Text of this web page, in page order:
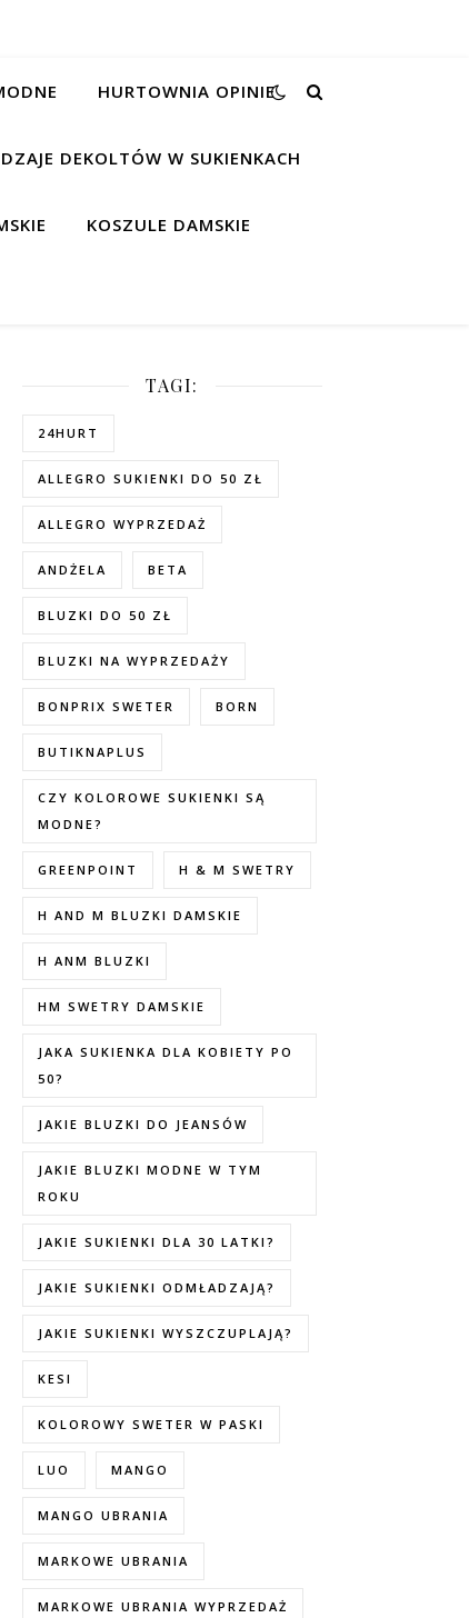
HURTOWNIA OPINIE
DEKOLTÓW W SUKIENKACH
KOSZULE DAMSKIE
TAGI:
24HURT
ALLEGRO SUKIENKI DO 50 ZŁ
ALLEGRO WYPRZEDAŻ
ANDŻELA BETA
BLUZKI DO 50 ZŁ
BLUZKI NA WYPRZEDAŻY
BONPRIX SWETER BORN
BUTIKNAPLUS
CZY KOLOROWE SUKIENKI SĄ
MODNE?
GREENPOINT H & M SWETRY
H AND M BLUZKI DAMSKIE
H ANM BLUZKI
HM SWETRY DAMSKIE
JAKA SUKIENKA DLA KOBIETY PO
50?
JAKIE BLUZKI DO JEANSÓW
JAKIE BLUZKI MODNE W TYM
ROKU
JAKIE SUKIENKI DLA 30 LATKI?
JAKIE SUKIENKI ODMŁADZAJĄ?
JAKIE SUKIENKI WYSZCZUPLAJĄ?
KESI
KOLOROWY SWETER W PASKI
LUO MANGO
MANGO UBRANIA
MARKOWE UBRANIA
MARKOWE UBRANIA WYPRZEDAŻ